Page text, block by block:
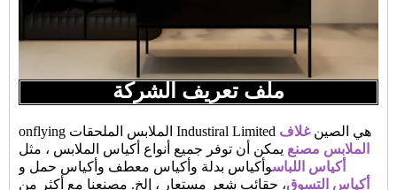
ملف تعريف الشركة
onflying الملابس الملحقات Industiral Limited هي الصينغلاف
الملابس مصنع يمكن أن توفر جميع أنواع أكياس الملابس ، مثل
أكياس اللباسوأكياس بدلة وأكياس معطف وأكياس حمل و
أكياس التسوق، حقائب شعر مستعار ، إلخ. مصنعنا مع أكثر من